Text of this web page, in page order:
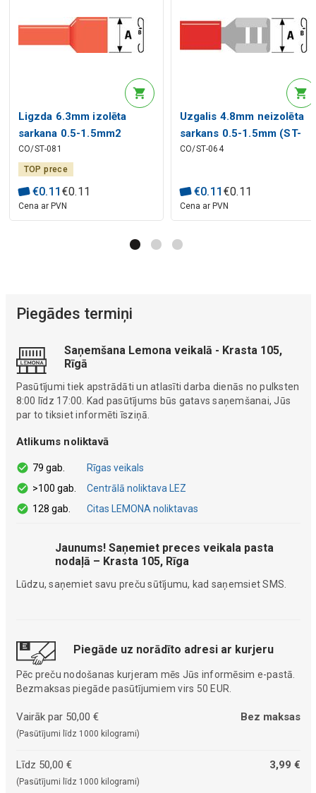
Ligzda 6.3mm izolēta
sarkana 0.5-1.5mm2
vadam
CO/ST-081
TOP prece
€0.11 €0.11
Cena ar PVN
Uzgalis 4.8mm neizolēta
sarkans 0.5-1.5mm (ST-
064)
CO/ST-064
€0.11 €0.11
Cena ar PVN
Piegādes termiņi
Saņemšana Lemona veikalā - Krasta 105,
Rīgā
Pasūtījumi tiek apstrādāti un atlasīti darba dienās no pulksten
8:00 līdz 17:00. Kad pasūtījums būs gatavs saņemšanai, Jūs
par to tiksiet informēti īsziņā.
Atlikums noliktavā
79 gab.
Rīgas veikals
>100 gab.
Centrālā noliktava LEZ
128 gab.
Citas LEMONA noliktavas
Jaunums! Saņemiet preces veikala pasta
nodaļā – Krasta 105, Rīga
Lūdzu, saņemiet savu preču sūtījumu, kad saņemsiet SMS.
Piegāde uz norādīto adresi ar kurjeru
Pēc preču nodošanas kurjeram mēs Jūs informēsim e-pastā.
Bezmaksas piegāde pasūtījumiem virs 50 EUR.
Vairāk par 50,00 €
(Pasūtījumi līdz 1000 kilogrami)
Bez maksas
Līdz 50,00 €
(Pasūtījumi līdz 1000 kilogrami)
3,99 €